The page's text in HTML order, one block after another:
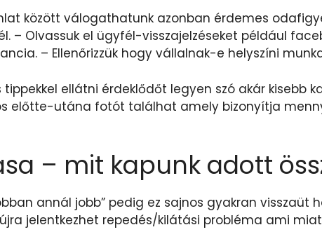
között válogathatunk azonban érdemes
– Olvassuk el ügyfél-visszajelzéseket például
– Ellenőrizzük hogy vállalnak-e helyszíni
ellátni érdeklődőt legyen szó akár kisebb
előtte-utána fotót találhat amely bizonyítja
– mit kapunk adott
annál jobb” pedig ez sajnos gyakran visszaüt
jelentkezhet repedés/kilátási probléma ami